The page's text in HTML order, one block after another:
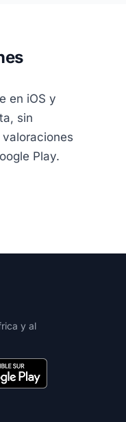
en iOS y
sin
Play.
y al